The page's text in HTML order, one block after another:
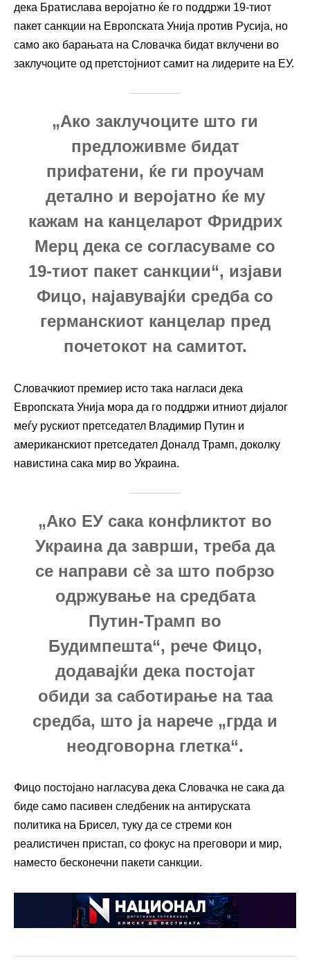
дека Братислава веројатно ќе го поддржи 19-тиот
пакет санкции на Европската Унија против Русија, но
само ако барањата на Словачка бидат вклучени во
заклучоците од претстојниот самит на лидерите на ЕУ.
„Ако заклучоците што ги
предложивме бидат
прифатени, ќе ги проучам
детално и веројатно ќе му
кажам на канцеларот Фридрих
Мерц дека се согласуваме со
19-тиот пакет санкции“, изјави
Фицо, најавувајќи средба со
германскиот канцелар пред
почетокот на самитот.
Словачкиот премиер исто така нагласи дека
Европската Унија мора да го поддржи итниот дијалог
меѓу рускиот претседател Владимир Путин и
американскиот претседател Доналд Трамп, доколку
навистина сака мир во Украина.
„Ако ЕУ сака конфликтот во
Украина да заврши, треба да
се направи сè за што побрзо
одржување на средбата
Путин-Трамп во
Будимпешта“, рече Фицо,
додавајќи дека постојат
обиди за саботирање на таа
средба, што ја нарече „грда и
неодговорна глетка“.
Фицо постојано нагласува дека Словачка не сака да
биде само пасивен следбеник на антируската
политика на Брисел, туку да се стреми кон
реалистичен пристап, со фокус на преговори и мир,
наместо бесконечни пакети санкции.